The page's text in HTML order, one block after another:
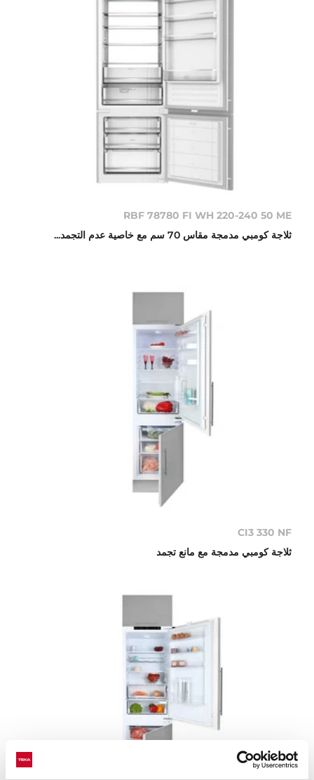
RBF 78780 FI WH 220-240 50 ME
ثلاجة كومبي مدمجة مقاس 70 سم مع خاصية عدم التجمد...
CI3 330 NF
ثلاجة كومبي مدمجة مع مانع تجمد